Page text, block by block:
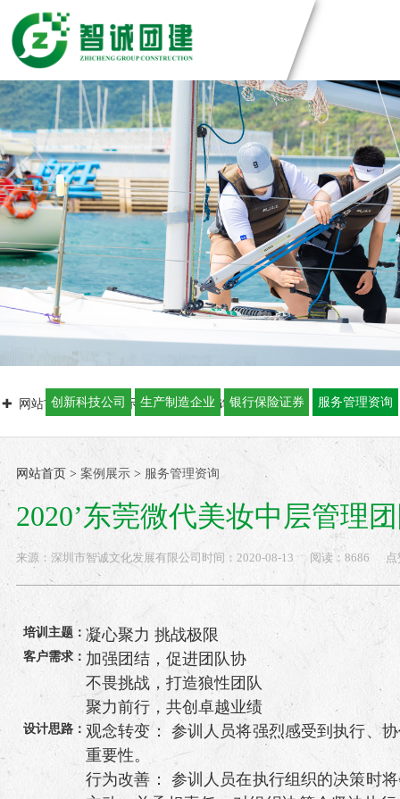
团建方案
主题团建系列
匠人制作系列
音乐释压系列
数字团建系列
文化赋能系列
组织运动系列
团建基地
深圳基地
广州基地
东莞基地
惠州基地
佛山基地
清远基地
河源基地
案例展示
创新科技公司
生产制造企业
银行保险证券
服务管理资询
学校培训机构
定制化方案
视频中心
智诚团队
联系智诚
网站首页 案例展示 服务管理资询 2020’东莞微代美妆中层管
创新科技公司 生产制造企业 银行保险证券 服务管理资询
网站首页 > 案例展示> 服务管理资询
2020’东莞微代美妆中层管理团队高效
来源： 深圳市智诚文化发展有限公司 时间： 2020-08-13 阅读：8686 点
培训主题： 凝心聚力 挑战极限
客户需求： 加强团结，促进团队协
不畏挑战，打造狼性团队
聚力前行，共创卓越业绩
设计思路： 观念转变： 参训人员将强烈感受到执行、
重要性。
行为改善： 参训人员在执行组织的决策时